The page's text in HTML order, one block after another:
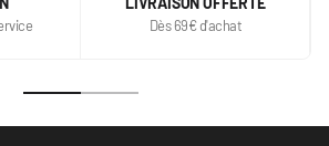
Dès 69€ d'achat